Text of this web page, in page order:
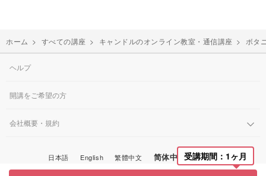
ホーム > すべての講座 > キャンドルのオンライン教室・通信講座 > ボタ
受講期間：1ヶ月
ヘルプ
開講をご希望の方
会社概要・規約
日本語 English 繁體中文 简体中文 한국어